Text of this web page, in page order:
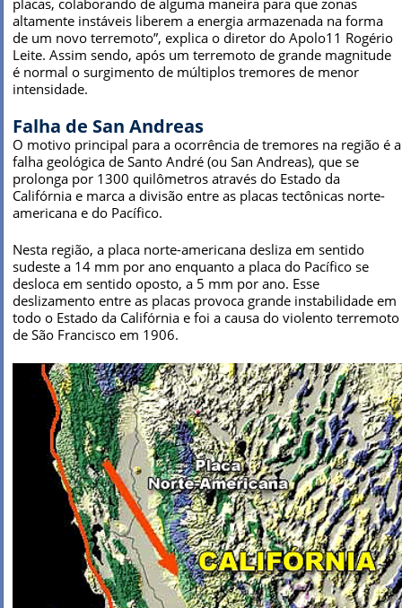
altamente instáveis liberem a energia armazenada na forma
de um novo terremoto”, explica o diretor do Apolo11 Rogério
Leite. Assim sendo, após um terremoto de grande magnitude
é normal o surgimento de múltiplos tremores de menor
intensidade.
Falha de San Andreas
O motivo principal para a ocorrência de tremores na região é a
falha geológica de Santo André (ou San Andreas), que se
prolonga por 1300 quilômetros através do Estado da
Califórnia e marca a divisão entre as placas tectônicas norte-
americana e do Pacífico.
Nesta região, a placa norte-americana desliza em sentido
sudeste a 14 mm por ano enquanto a placa do Pacífico se
desloca em sentido oposto, a 5 mm por ano. Esse
deslizamento entre as placas provoca grande instabilidade em
todo o Estado da Califórnia e foi a causa do violento terremoto
de São Francisco em 1906.